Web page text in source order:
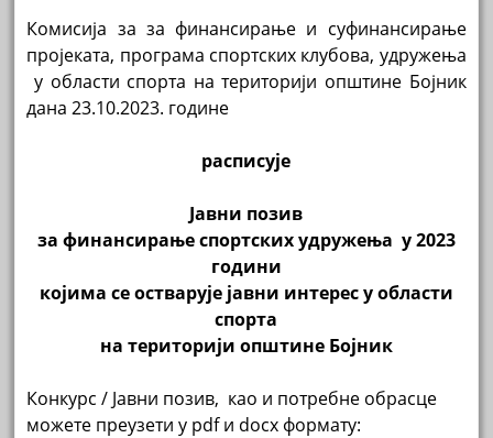
Комисија за за финансирање и суфинансирање
пројеката, програма спортских клубова, удружења
у области спорта на територији општине Бојник
дана 23.10.2023. године
расписује
Јавни позив
за финансирање спортских удружења у 2023
години
којима се остварује јавни интерес у области
спорта
на територији општине Бојник
Конкурс / Јавни позив, као и потребне обрасце
можете преузети у pdf и docx формату: